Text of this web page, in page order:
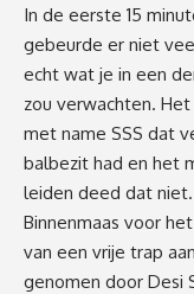
In de eerste 15
gebeurde er niet
echt wat je in een
zou verwachten. Het
met name SSS dat
balbezit had en het
leiden deed dat niet.
Binnenmaas voor
van een vrije trap
genomen door Desi